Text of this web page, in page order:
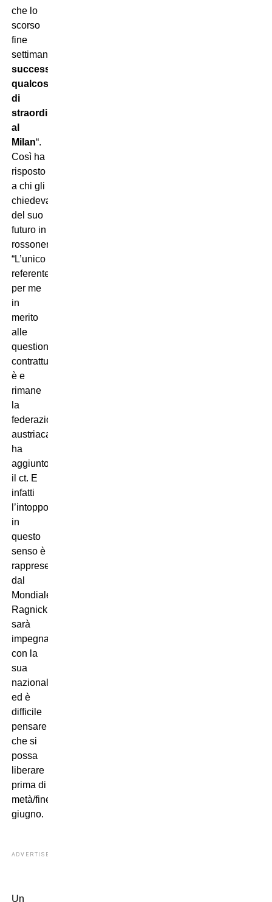
che lo
scorso
fine
settimana
successo
qualcosa
di
straordinario
al
Milan“.
Così ha
risposto
a chi gli
chiedeva
del suo
futuro in
rossonero.
“L’unico
referente
per me
in
merito
alle
questioni
contrattuali
è e
rimane
la
federazione
austriaca”,
ha
aggiunto
il ct. E
infatti
l’intoppo
in
questo
senso è
rappresentato
dal
Mondiale:
Ragnick
sarà
impegnato
con la
sua
nazionale
ed è
difficile
pensare
che si
possa
liberare
prima di
metà/fine
giugno.
ADVERTISEMENT
Un